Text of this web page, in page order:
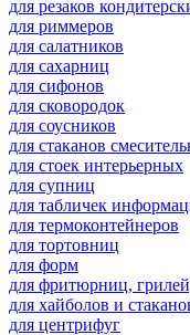
для резаков
для риммеров
для салатников
для сахарниц
для сифонов
для сковородок
для соусников
для стаканов
для стоек интерьерных
для супниц
для табличек
для термоконтейнеров
для тортовниц
для форм
для фритюрниц,
для хайболов и
для центрифуг